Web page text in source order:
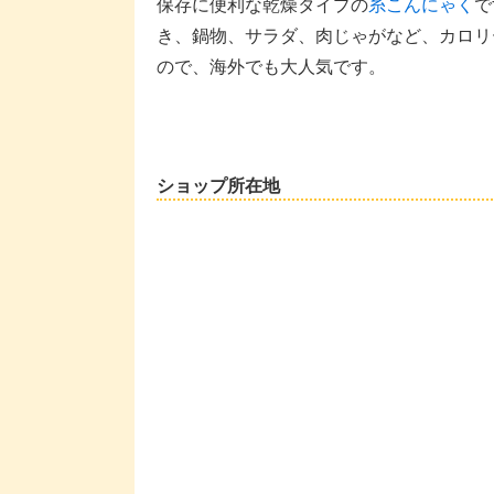
き、鍋物、サラダ、肉じゃがなど、カロ
ので、海外でも大人気です。
ショップ所在地